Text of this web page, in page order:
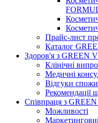
Прайс-лист
Каталог
Здоров'я з GREEN
Клінічні
Медичні
Відгуки
Рекомендації
Співпраця з
Можливості